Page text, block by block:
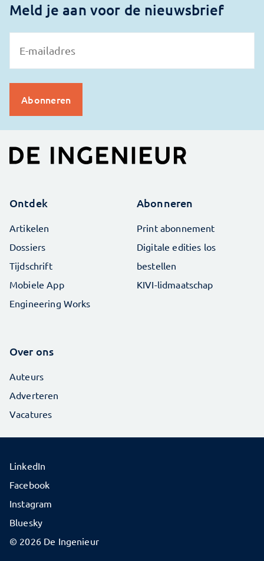
Meld je aan voor de nieuwsbrief
Ontdek
Artikelen
Dossiers
Tijdschrift
Mobiele App
Engineering Works
Abonneren
Print abonnement
Digitale edities los
bestellen
KIVI-lidmaatschap
Over ons
Auteurs
Adverteren
Vacatures
© 2026 De Ingenieur
LinkedIn
Facebook
Instagram
Bluesky